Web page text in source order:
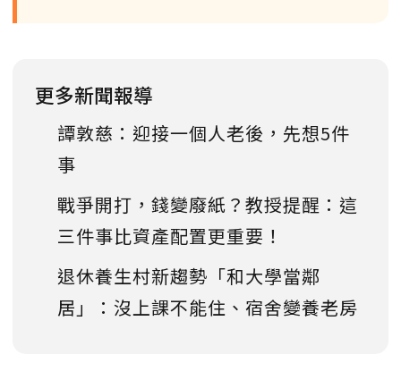
更多新聞報導
譚敦慈：迎接一個人老後，先想5件
事
戰爭開打，錢變廢紙？教授提醒：這
三件事比資產配置更重要！
退休養生村新趨勢「和大學當鄰
居」：沒上課不能住、宿舍變養老房